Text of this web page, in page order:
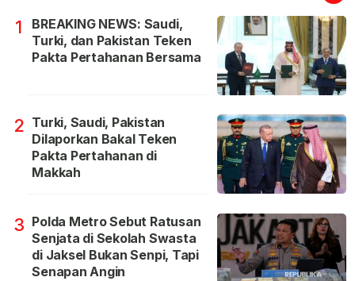
1
BREAKING NEWS: Saudi,
Turki, dan Pakistan Teken
Pakta Pertahanan Bersama
2 Turki, Saudi, Pakistan
Dilaporkan Bakal Teken
Pakta Pertahanan di
Makkah
3 Polda Metro Sebut Ratusan
Senjata di Sekolah Swasta
di Jaksel Bukan Senpi, Tapi
Senapan Angin